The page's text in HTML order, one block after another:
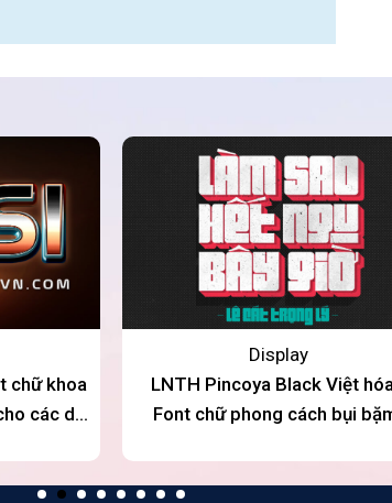
chữ khoa
các dự
Display
LNTH Pincoya Black Việt
Font chữ phong cách bụi